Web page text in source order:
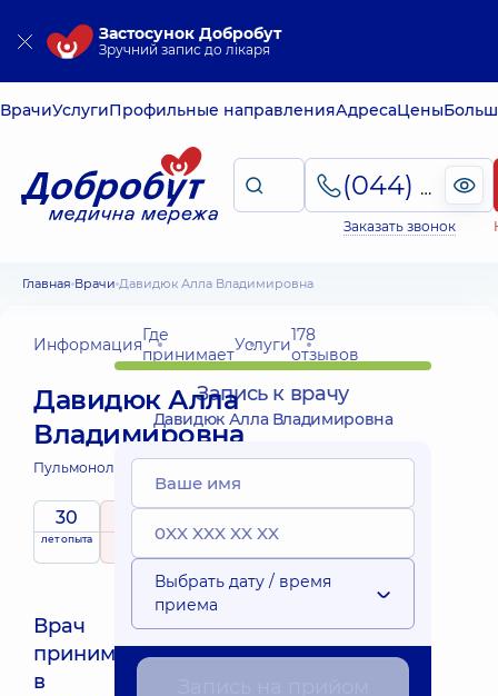
Застосунок Добробут
Зручний запис до лікаря
ВрачиУслугиПрофильные направленияАдресаЦены
(044) 495-2-888
Заказать звонок
Главная Врачи Давидюк Алла Владимировна
ИнформацияГде
принимаетУслуги178
отзывов
Давидюк Алла
Владимировна
Пульмонолог;
30
лет опыта рейтингна основе
Врач
принимает
в
Ближайшее время приема: Сьогодні о 15:45
Запись к врачу
Давидюк Алла Владимировна
Выбрать дату / время
приема